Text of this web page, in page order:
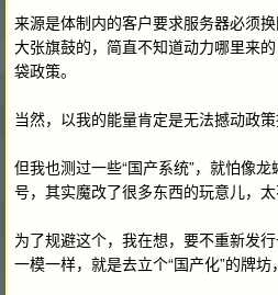
来源是体制内的客户要求服务器必须
大张旗鼓的，简直不知道动力哪里来
袋政策。
当然，以我的能量肯定是无法撼动政
但我也测过一些“国产系统”，就怕像
号，其实魔改了很多东西的玩意儿，
为了规避这个，我在想，要不重新发
一模一样，就是去立个“国产化”的牌